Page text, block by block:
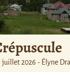
juillet 2026 - Élyne